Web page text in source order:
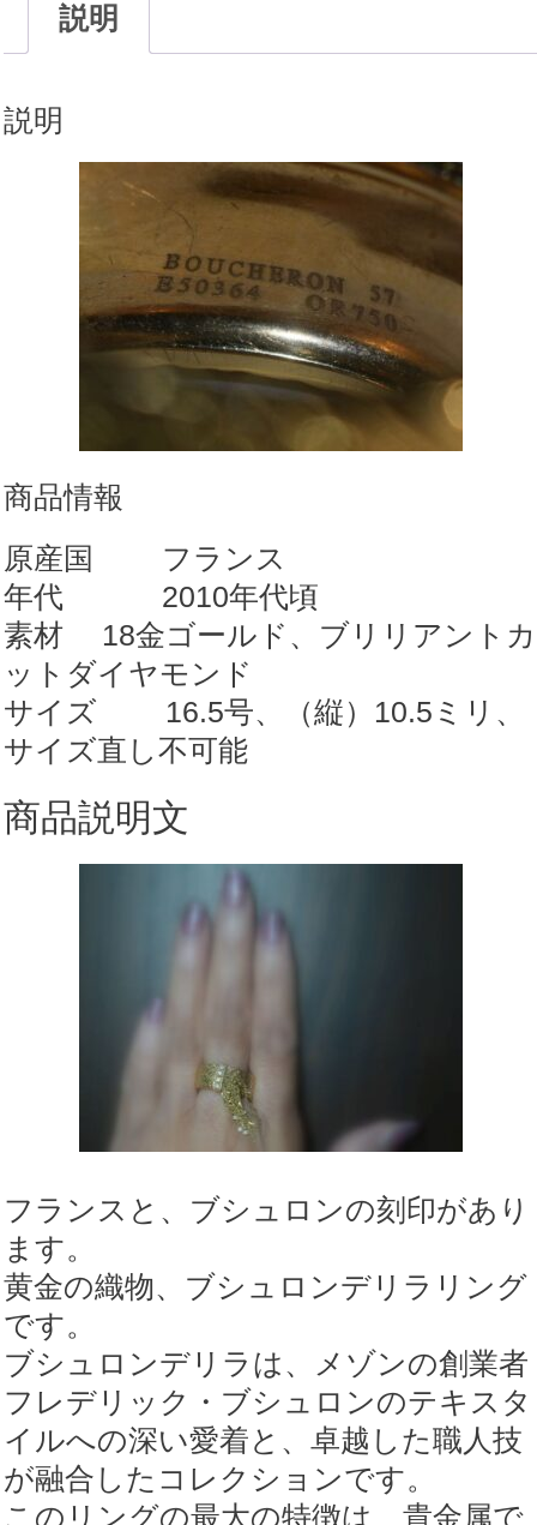
グ
付)
【r147】
個
説明
説明
商品情報
原産国 フランス
年代 2010年代頃
素材 18金ゴールド、ブリリアントカ
ットダイヤモンド
サイズ 16.5号、（縦）10.5ミリ、
サイズ直し不可能
商品説明文
フランスと、ブシュロンの刻印があり
ます。
黄金の織物、ブシュロンデリラリング
です。
ブシュロンデリラは、メゾンの創業者
フレデリック・ブシュロンのテキスタ
イルへの深い愛着と、卓越した職人技
が融合したコレクションです。
このリングの最大の特徴は、貴金属で